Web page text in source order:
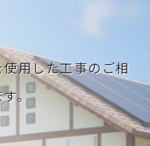
用した工事のご相
。